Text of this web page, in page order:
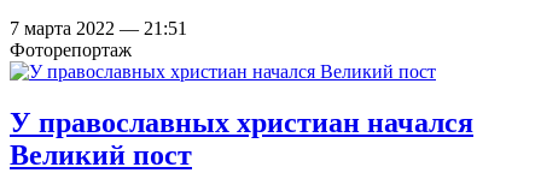
7 марта 2022 — 21:51
Фоторепортаж
У православных христиан начался
Великий пост